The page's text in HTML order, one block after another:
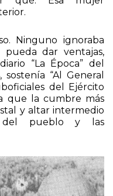
Acordaron con
qué. Esa mujer
Ninguno ignoraba
dar ventajas,
“La Época” del
“Al General
del Ejército
que la cumbre más
y altar intermedio
del pueblo y las